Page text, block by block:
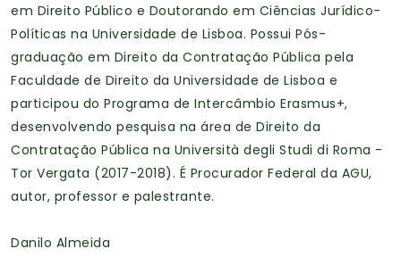
em Direito Público e Doutorando em Ciências Jurídico-
Políticas na Universidade de Lisboa. Possui Pós-
graduação em Direito da Contratação Pública pela
Faculdade de Direito da Universidade de Lisboa e
participou do Programa de Intercâmbio Erasmus+,
desenvolvendo pesquisa na área de Direito da
Contratação Pública na Università degli Studi di Roma -
Tor Vergata (2017-2018). É Procurador Federal da AGU,
autor, professor e palestrante.
Danilo Almeida